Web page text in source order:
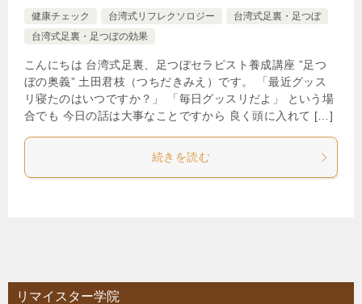
健康チェック 台湾式リフレクソロジー
台湾式足裏・足つぼ
台湾式足裏・足つぼの効果
こんにちは 台湾式足裏、足つぼセラピスト養成講座 ”足つ
ぼの奥義” 土田君枝（つちだきみえ）です。 「最近グッス
リ寝たのはいつですか？」 「毎日グッスリだよ」 という場
合でも 今日の話は大事なことですから 良く頭に入れて […]
続きを読む
リマイスター学院